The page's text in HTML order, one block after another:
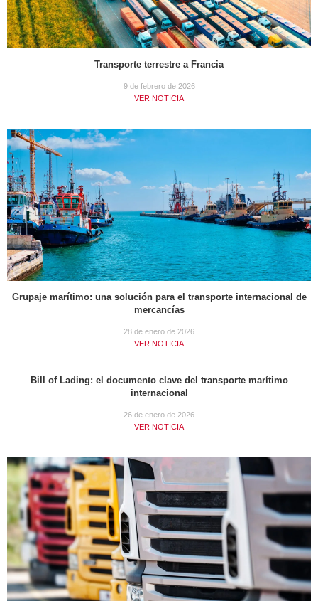
Transporte terrestre a Francia
9 de febrero de 2026
VER NOTICIA
Grupaje marítimo: una solución para el transporte internacional de
mercancías
28 de enero de 2026
VER NOTICIA
Bill of Lading: el documento clave del transporte marítimo
internacional
26 de enero de 2026
VER NOTICIA